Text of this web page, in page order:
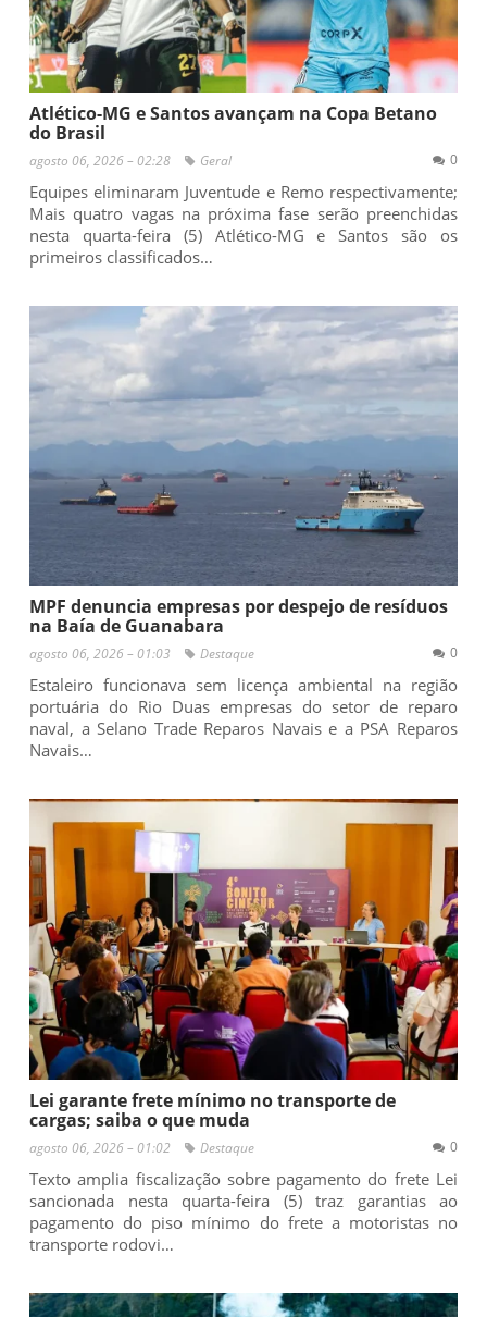
Atlético-MG e Santos avançam na Copa Betano
do Brasil
agosto 06, 2026 – 02:28 Geral 0
Equipes eliminaram Juventude e Remo respectivamente;
Mais quatro vagas na próxima fase serão preenchidas
nesta quarta-feira (5) Atlético-MG e Santos são os
primeiros classificados…
MPF denuncia empresas por despejo de resíduos
na Baía de Guanabara
agosto 06, 2026 – 01:03 Destaque 0
Estaleiro funcionava sem licença ambiental na região
portuária do Rio Duas empresas do setor de reparo
naval, a Selano Trade Reparos Navais e a PSA Reparos
Navais…
Lei garante frete mínimo no transporte de
cargas; saiba o que muda
agosto 06, 2026 – 01:02 Destaque 0
Texto amplia fiscalização sobre pagamento do frete Lei
sancionada nesta quarta-feira (5) traz garantias ao
pagamento do piso mínimo do frete a motoristas no
transporte rodovi…